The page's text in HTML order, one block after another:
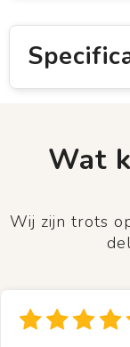
Wat
Wij zijn trots